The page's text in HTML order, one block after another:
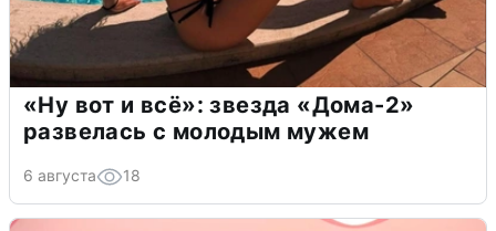
«Ну вот и всё»: звезда «Дома-2»
развелась с молодым мужем
6 августа 18